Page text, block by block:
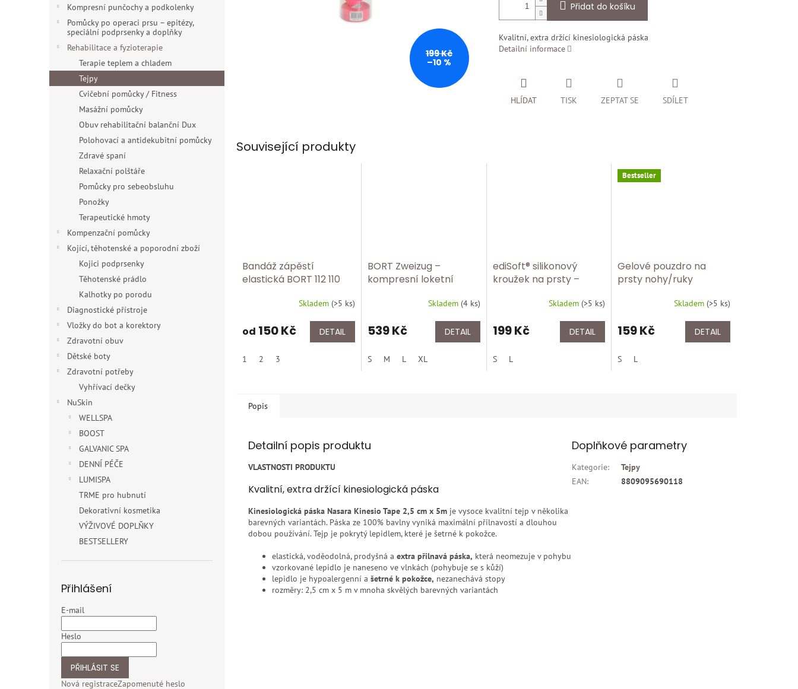
Kompresní punčochy a podkolenky
Pomůcky po operaci prsu – epitézy,
speciální podprsenky a doplňky
Rehabilitace a fyzioterapie
Terapie teplem a chladem
Tejpy
Cvičební pomůcky / Fitness
Masážní pomůcky
Obuv rehabilitační balanční Dux
Polohovací a antidekubitní pomůcky
Zdravé spaní
Relaxační polštáře
Pomůcky pro sebeobsluhu
Ponožky
Terapeutické hmoty
Kompenzační pomůcky
Kojící, těhotenské a poporodní zboží
Kojici podprsenky
Těhotenské prádlo
Kalhotky po porodu
Diagnostické přístroje
Vložky do bot a korektory
Zdravotní obuv
Dětské boty
Zdravotní potřeby
Vyhřívací dečky
NuSkin
WELLSPA
BOOST
GALVANIC SPA
DENNÍ PÉČE
LUMISPA
TRME pro hubnutí
Dekorativní kosmetika
VÝŽIVOVÉ DOPLŇKY
BESTSELLERY
Přihlášení
E-mail
Heslo
PŘIHLÁSIT SE
Nová registraceZapomenuté heslo
199 Kč
–10 %
Přidat do košíku
Kvalitní, extra držící kinesiologická páska
Detailní informace
TISK ZEPTAT SE
HLÍDAT SDÍLET
Související produkty
Bandáž zápěstí
elastická BORT 112 110
Skladem (>5 ks)
od 150 Kč DETAIL
1 2 3
BORT Zweizug –
kompresní loketní
stabilizačními
výztuhami BOR 055 200
Skladem (4 ks)
539 Kč DETAIL
S M L XL
ediSoft® silikonový
kroužek na prsty –
2 ks BOR 107 060
Skladem(>5 ks)
199 Kč DETAIL
S L
Bestseller
Gelové pouzdro na
prsty nohy/ruky
Skladem (>5 ks)
159 Kč DETAIL
S L
Popis
Detailní popis produktu
VLASTNOSTI PRODUKTU
Kvalitní, extra držící kinesiologická páska
Kinesiologická páska Nasara Kinesio Tape 2,5 cm x 5m je vysoce kvalitní tejp v několika
barevných variantách. Páska ze 100% bavlny vyniká maximální přilnavostí a dlouhou
dobou používání. Tejp je pokrytý lepidlem, které je šetrné k pokožce.
elastická, voděodolná, prodyšná a extra přilnavá páska, která neomezuje v pohybu
vzorkované lepidlo je naneseno ve vlnkách (pohybuje se s kůží)
lepidlo je hypoalergenní a šetrné k pokožce, nezanechává stopy
rozměry: 2,5 cm x 5 m v mnoha skvělých barevných variantách
Doplňkové parametry
Kategorie:
Tejpy
EAN: 8809095690118